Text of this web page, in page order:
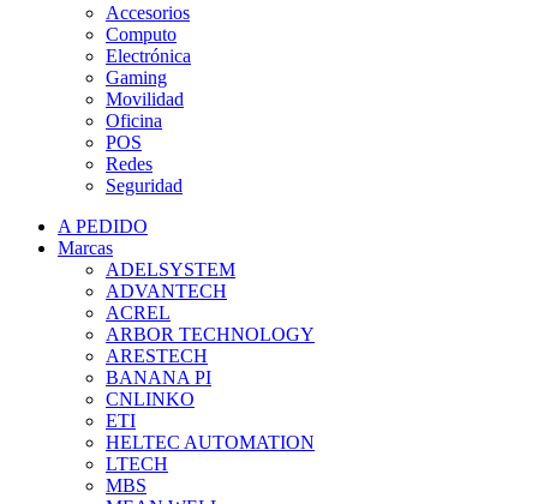
Accesorios
Computo
Electrónica
Gaming
Movilidad
Oficina
POS
Redes
Seguridad
A PEDIDO
Marcas
ADELSYSTEM
ADVANTECH
ACREL
ARBOR TECHNOLOGY
ARESTECH
BANANA PI
CNLINKO
ETI
HELTEC AUTOMATION
LTECH
MBS